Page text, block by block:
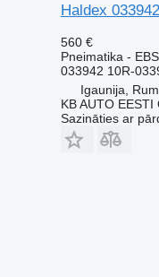
Haldex
560 €
Pneimatika -
033942 10R-
Igaunija,
KB AUTO EESTI
Sazināties ar